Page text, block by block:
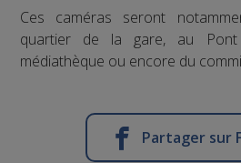
Ces caméras seront
quartier de la gare, au
médiathèque ou encore du
Partager sur